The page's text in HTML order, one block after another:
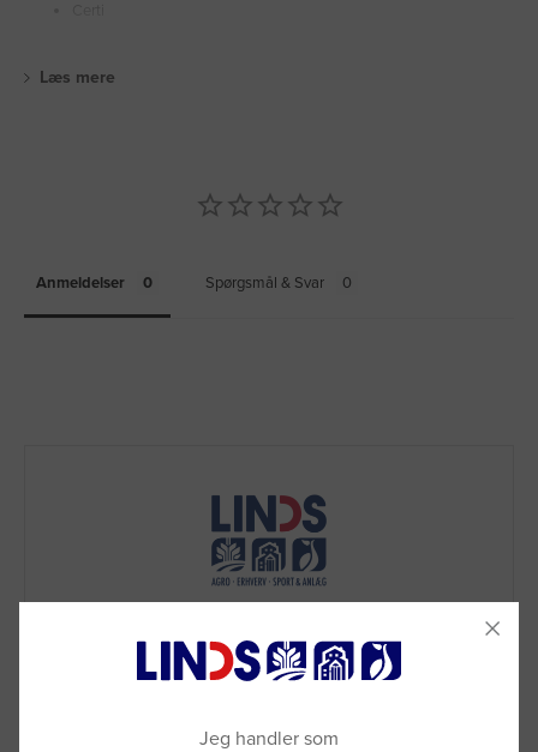
Læs mere
Anmeldelser Spørgsmål & Svar
Jeg handler som